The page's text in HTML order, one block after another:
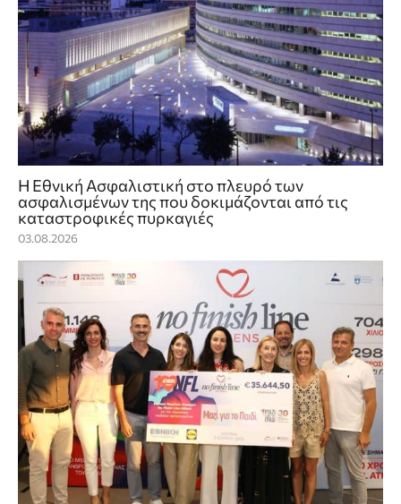
Η Εθνική Ασφαλιστική στο πλευρό των
ασφαλισμένων της που δοκιμάζονται από τις
καταστροφικές πυρκαγιές
03.08.2026